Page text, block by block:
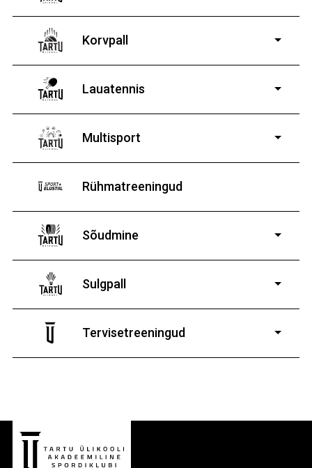
Korvpall
Lauatennis
poistele ja tüdrukutele
Multisport
Rühmatreeningud
Sõudmine
poistele ja tüdrukutele
Sulgpall
poistele ja tüdrukutele
Tervisetreeningud